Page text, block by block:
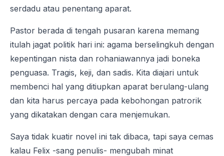
serdadu atau penentang aparat.
Pastor berada di tengah pusaran karena memang
itulah jagat politik hari ini: agama berselingkuh dengan
kepentingan nista dan rohaniawannya jadi boneka
penguasa. Tragis, keji, dan sadis. Kita diajari untuk
membenci hal yang ditiupkan aparat berulang-ulang
dan kita harus percaya pada kebohongan patrorik
yang dikatakan dengan cara menjemukan.
Saya tidak kuatir novel ini tak dibaca, tapi saya cemas
kalau Felix -sang penulis- mengubah minat